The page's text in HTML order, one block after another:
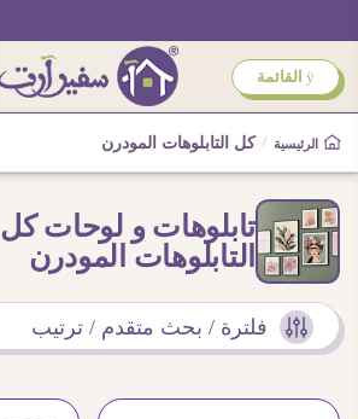
ÿ القائمة
الرئيسية / كل التابلوهات المودرن
تابلوهات و لوحات كل
التابلوهات المودرن
فلترة / بحث متقدم / ترتيب